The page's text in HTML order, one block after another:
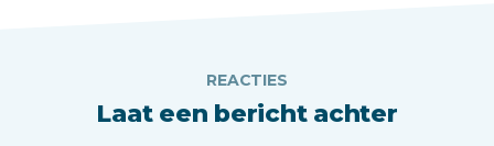
REACTIES
Laat een bericht achter